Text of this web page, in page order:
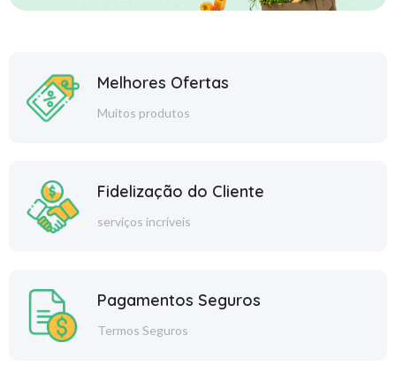
Melhores Ofertas
Muitos produtos
Fidelização do Cliente
serviços incríveis
Pagamentos Seguros
Termos Seguros